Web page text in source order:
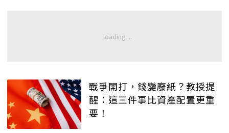
戰爭開打，錢變廢紙？教授提
醒：這三件事比資產配置更重
要！